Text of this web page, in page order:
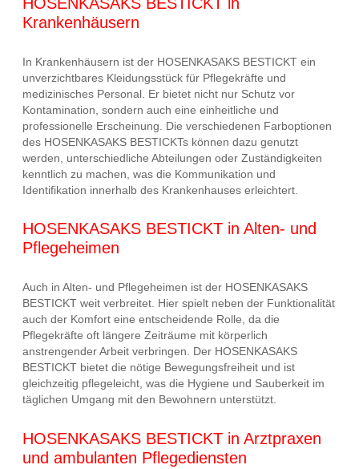
Krankenhäusern
In Krankenhäusern ist der HOSENKASAKS BESTICKT ein
unverzichtbares Kleidungsstück für Pflegekräfte und
medizinisches Personal. Er bietet nicht nur Schutz vor
Kontamination, sondern auch eine einheitliche und
professionelle Erscheinung. Die verschiedenen Farboptionen
des HOSENKASAKS BESTICKTs können dazu genutzt
werden, unterschiedliche Abteilungen oder Zuständigkeiten
kenntlich zu machen, was die Kommunikation und
Identifikation innerhalb des Krankenhauses erleichtert.
HOSENKASAKS BESTICKT in Alten- und
Pflegeheimen
Auch in Alten- und Pflegeheimen ist der HOSENKASAKS
BESTICKT weit verbreitet. Hier spielt neben der Funktionalität
auch der Komfort eine entscheidende Rolle, da die
Pflegekräfte oft längere Zeiträume mit körperlich
anstrengender Arbeit verbringen. Der HOSENKASAKS
BESTICKT bietet die nötige Bewegungsfreiheit und ist
gleichzeitig pflegeleicht, was die Hygiene und Sauberkeit im
täglichen Umgang mit den Bewohnern unterstützt.
HOSENKASAKS BESTICKT in Arztpraxen
und ambulanten Pflegediensten